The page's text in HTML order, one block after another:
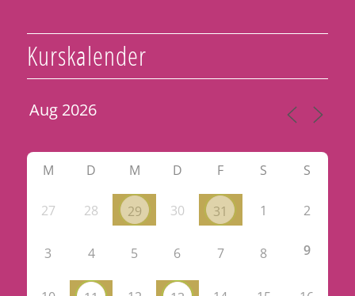
Kurskalender
M D M D F S S
27 28 29 30 31 1 2
3 4 5 6 7 8 9